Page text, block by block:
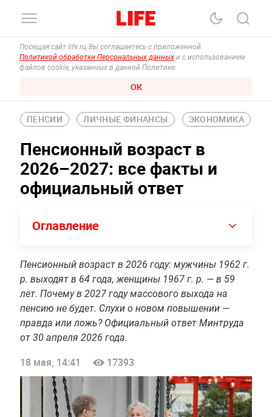
Посещая сайт life.ru, Вы соглашаетесь с приложенной
Политикой обработки Персональных данных и с использованием
файлов cookie, указанных в данной Политике.
ОК
ПЕНСИИ ЛИЧНЫЕ ФИНАНСЫ ЭКОНОМИКА
Пенсионный возраст в
2026–2027: все факты и
официальный ответ
Оглавление
Пенсионный возраст в 2026 году: мужчины 1962 г.
р. выходят в 64 года, женщины 1967 г. р. — в 59
лет. Почему в 2027 году массового выхода на
пенсию не будет. Слухи о новом повышении —
правда или ложь? Официальный ответ Минтруда
от 30 апреля 2026 года.
18 мая, 14:41 17393